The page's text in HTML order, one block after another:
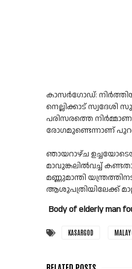
കാസര്‍ഗോഡ്:
നെല്ലിക്കാട്
പരിസരത്തെ
രോഗമുണ്ടെന്നാണ്
ഞായറാഴ്ച
മാവുങ്കലിൽവച്ച്
മണ്ണുമാന്തി
ആശുപത്രിയിലേക്ക്
Body of elderly man
KASARGOD